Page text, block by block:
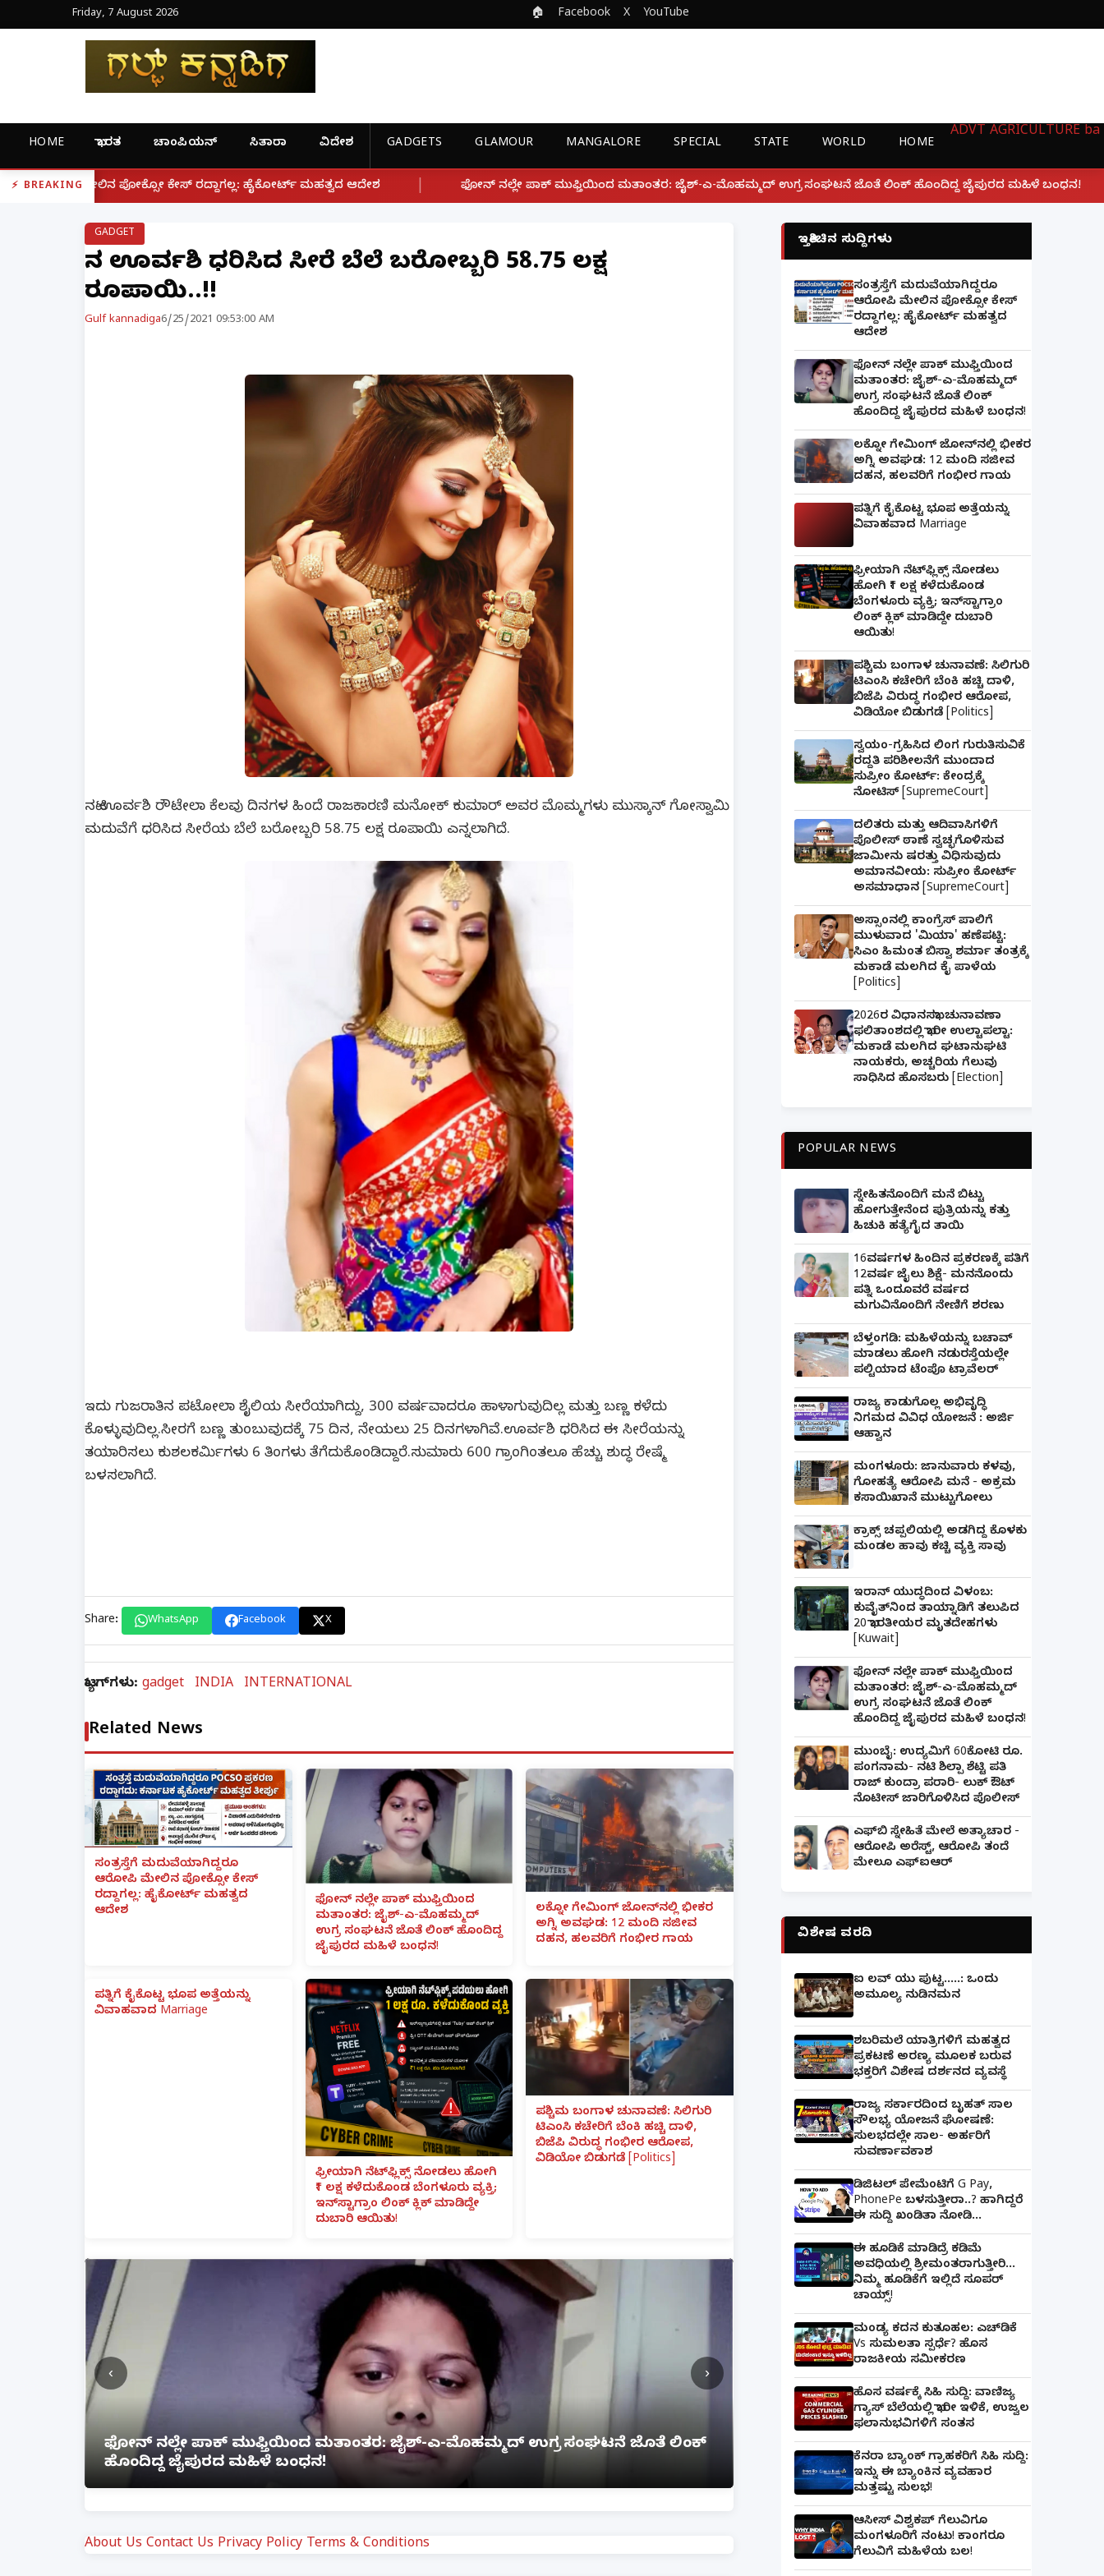
Friday, 7 August 2026 🏠 Facebook X YouTube
HOME ಭಾರತ ಚಾಂಪಿಯನ್ ಸಿತಾರಾ ವಿದೇಶ GADGETS GLAMOUR MANGALORE SPECIAL STATE WORLD HOME
ADVT AGRICULTURE ba
BREAKING
ರದ್ದಾಗಲ್ಲ: ಹೈಕೋರ್ಟ್ ಮಹತ್ವದ ಆದೇಶ | ಫೋನ್ ನಲ್ಲೇ ಪಾಕ್ ಮುಫ್ತಿಯಿಂದ ಮತಾಂತರ: ಜೈಶ್-ಎ-ಮೊಹಮ್ಮದ್ ಉಗ್ರ ಸಂಘಟನೆ ಜೊತೆ ಲಿಂಕ್ ಹೊಂದಿದ್ದ ಜೈಪುರದ ಮಹಿಳೆ ಬಂಧನ! | ಲಕ್ನೋ ಗೇಮಿಂಗ್
GADGET
ನಟಿ ಊರ್ವಶಿ ಧರಿಸಿದ ಸೀರೆ ಬೆಲೆ ಬರೋಬ್ಬರಿ 58.75 ಲಕ್ಷ
ರೂಪಾಯಿ..!!
Gulf kannadiga6/25/2021 09:53:00 AM
ನಟಿ ಊರ್ವಶಿ ರೌಟೇಲಾ ಕೆಲವು ದಿನಗಳ ಹಿಂದೆ ರಾಜಕಾರಣಿ ಮನೋಕ್ ಕುಮಾರ್ ಅವರ ಮೊಮ್ಮಗಳು ಮುಸ್ಕಾನ್‌ ಗೋಸ್ವಾಮಿ
ಮದುವೆಗೆ ಧರಿಸಿದ ಸೀರೆಯ ಬೆಲೆ ಬರೋಬ್ಬರಿ 58.75 ಲಕ್ಷ ರೂಪಾಯಿ ಎನ್ನಲಾಗಿದೆ.
ಇದು ಗುಜರಾತಿನ ಪಟೋಲಾ ಶೈಲಿಯ ಸೀರೆಯಾಗಿದ್ದು, 300 ವರ್ಷವಾದರೂ ಹಾಳಾಗುವುದಿಲ್ಲ ಮತ್ತು ಬಣ್ಣ ಕಳೆದು
ಕೊಳ್ಳುವುದಿಲ್ಲ.ಸೀರಗೆ ಬಣ್ಣ ತುಂಬುವುದಕ್ಕೆ 75 ದಿನ, ನೇಯಲು 25 ದಿನಗಳಾಗಿವೆ.ಊರ್ವಶಿ ಧರಿಸಿದ ಈ ಸೀರೆಯನ್ನು
ತಯಾರಿಸಲು ಕುಶಲಕರ್ಮಿಗಳು 6 ತಿಂಗಳು ತೆಗೆದುಕೊಂಡಿದ್ದಾರೆ.ಸುಮಾರು 600 ಗ್ರಾಂಗಿಂತಲೂ ಹೆಚ್ಚು ಶುದ್ಧ ರೇಷ್ಮೆ
ಬಳಸಲಾಗಿದೆ.
Share: WhatsApp Facebook X
ಟ್ಯಾಗ್‌ಗಳು: gadget INDIA INTERNATIONAL
Related News
ಸಂತ್ರಸ್ತೆಗೆ ಮದುವೆಯಾಗಿದ್ದರೂ
ಆರೋಪಿ ಮೇಲಿನ ಪೋಕ್ಸೋ ಕೇಸ್
ರದ್ದಾಗಲ್ಲ: ಹೈಕೋರ್ಟ್ ಮಹತ್ವದ
ಆದೇಶ
ಫೋನ್ ನಲ್ಲೇ ಪಾಕ್ ಮುಫ್ತಿಯಿಂದ
ಮತಾಂತರ: ಜೈಶ್-ಎ-ಮೊಹಮ್ಮದ್
ಉಗ್ರ ಸಂಘಟನೆ ಜೊತೆ ಲಿಂಕ್ ಹೊಂದಿದ್ದ
ಜೈಪುರದ ಮಹಿಳೆ ಬಂಧನ!
ಲಕ್ನೋ ಗೇಮಿಂಗ್ ಜೋನ್‌ನಲ್ಲಿ ಭೀಕರ
ಅಗ್ನಿ ಅವಘಡ: 12 ಮಂದಿ ಸಜೀವ
ದಹನ, ಹಲವರಿಗೆ ಗಂಭೀರ ಗಾಯ
ಪತ್ನಿಗೆ ಕೈಕೊಟ್ಟ ಭೂಪ ಅತ್ತೆಯನ್ನು
ವಿವಾಹವಾದ Marriage
ಫ್ರೀಯಾಗಿ ನೆಟ್‌ಫ್ಲಿಕ್ಸ್ ನೋಡಲು ಹೋಗಿ
₹1 ಲಕ್ಷ ಕಳೆದುಕೊಂಡ ಬೆಂಗಳೂರು ವ್ಯಕ್ತಿ;
ಇನ್‌ಸ್ಟಾಗ್ರಾಂ ಲಿಂಕ್ ಕ್ಲಿಕ್ ಮಾಡಿದ್ದೇ
ದುಬಾರಿ ಆಯಿತು!
ಪಶ್ಚಿಮ ಬಂಗಾಳ ಚುನಾವಣೆ: ಸಿಲಿಗುರಿ
ಟಿಎಂಸಿ ಕಚೇರಿಗೆ ಬೆಂಕಿ ಹಚ್ಚಿ ದಾಳಿ,
ಬಿಜೆಪಿ ವಿರುದ್ಧ ಗಂಭೀರ ಆರೋಪ,
ವಿಡಿಯೋ ಬಿಡುಗಡೆ [Politics]
ಲಕ್ನೋ ಗೇಮಿಂಗ್ ಜೋನ್‌ನಲ್ಲಿ ಭೀಕರ ಅಗ್ನಿ ಅವಘಡ: 12 ಮಂದಿ ಸಜೀವ ದಹನ, ಹಲವರಿಗೆ ಗಂಭೀರ
ಗಾಯ
ಪತ್ನಿಗೆ ಕೈಕೊಟ್ಟ ಭೂಪ ಅತ್ತೆಯನ್ನು ವಿವಾಹವಾದ
‹ ›
About Us Contact Us Privacy Policy Terms & Conditions
ಇತ್ತೀಚಿನ ಸುದ್ದಿಗಳು
ಸಂತ್ರಸ್ತೆಗೆ ಮದುವೆಯಾಗಿದ್ದರೂ
ಆರೋಪಿ ಮೇಲಿನ ಪೋಕ್ಸೋ ಕೇಸ್
ರದ್ದಾಗಲ್ಲ: ಹೈಕೋರ್ಟ್ ಮಹತ್ವದ
ಆದೇಶ
ಫೋನ್ ನಲ್ಲೇ ಪಾಕ್ ಮುಫ್ತಿಯಿಂದ
ಮತಾಂತರ: ಜೈಶ್-ಎ-ಮೊಹಮ್ಮದ್
ಉಗ್ರ ಸಂಘಟನೆ ಜೊತೆ ಲಿಂಕ್
ಹೊಂದಿದ್ದ ಜೈಪುರದ ಮಹಿಳೆ ಬಂಧನ!
ಲಕ್ನೋ ಗೇಮಿಂಗ್ ಜೋನ್‌ನಲ್ಲಿ ಭೀಕರ
ಅಗ್ನಿ ಅವಘಡ: 12 ಮಂದಿ ಸಜೀವ
ದಹನ, ಹಲವರಿಗೆ ಗಂಭೀರ ಗಾಯ
ಪತ್ನಿಗೆ ಕೈಕೊಟ್ಟ ಭೂಪ ಅತ್ತೆಯನ್ನು
ವಿವಾಹವಾದ Marriage
ಫ್ರೀಯಾಗಿ ನೆಟ್‌ಫ್ಲಿಕ್ಸ್ ನೋಡಲು
ಹೋಗಿ ₹1 ಲಕ್ಷ ಕಳೆದುಕೊಂಡ
ಬೆಂಗಳೂರು ವ್ಯಕ್ತಿ; ಇನ್‌ಸ್ಟಾಗ್ರಾಂ
ಲಿಂಕ್ ಕ್ಲಿಕ್ ಮಾಡಿದ್ದೇ ದುಬಾರಿ
ಆಯಿತು!
ಪಶ್ಚಿಮ ಬಂಗಾಳ ಚುನಾವಣೆ: ಸಿಲಿಗುರಿ
ಟಿಎಂಸಿ ಕಚೇರಿಗೆ ಬೆಂಕಿ ಹಚ್ಚಿ ದಾಳಿ,
ಬಿಜೆಪಿ ವಿರುದ್ಧ ಗಂಭೀರ ಆರೋಪ,
ವಿಡಿಯೋ ಬಿಡುಗಡೆ [Politics]
ಸ್ವಯಂ-ಗ್ರಹಿಸಿದ ಲಿಂಗ ಗುರುತಿಸುವಿಕೆ
ರದ್ದತಿ ಪರಿಶೀಲನೆಗೆ ಮುಂದಾದ
ಸುಪ್ರೀಂ ಕೋರ್ಟ್: ಕೇಂದ್ರಕ್ಕೆ
ನೋಟಿಸ್ [SupremeCourt]
ದಲಿತರು ಮತ್ತು ಆದಿವಾಸಿಗಳಿಗೆ
ಪೊಲೀಸ್ ಠಾಣೆ ಸ್ವಚ್ಛಗೊಳಿಸುವ
ಜಾಮೀನು ಷರತ್ತು ವಿಧಿಸುವುದು
ಅಮಾನವೀಯ: ಸುಪ್ರೀಂ ಕೋರ್ಟ್
ಅಸಮಾಧಾನ [SupremeCourt]
ಅಸ್ಸಾಂನಲ್ಲಿ ಕಾಂಗ್ರೆಸ್ ಪಾಲಿಗೆ
ಮುಳುವಾದ 'ಮಿಯಾ' ಹಣೆಪಟ್ಟಿ:
ಸಿಎಂ ಹಿಮಂತ ಬಿಸ್ವಾ ಶರ್ಮಾ ತಂತ್ರಕ್ಕೆ
ಮಕಾಡೆ ಮಲಗಿದ ಕೈ ಪಾಳೆಯ
[Politics]
2026ರ ವಿಧಾನಸಭಾ ಚುನಾವಣಾ
ಫಲಿತಾಂಶದಲ್ಲಿ ಭಾರೀ ಉಲ್ಟಾಪಲ್ಟಾ:
ಮಕಾಡೆ ಮಲಗಿದ ಘಟಾನುಘಟಿ
ನಾಯಕರು, ಅಚ್ಚರಿಯ ಗೆಲುವು
ಸಾಧಿಸಿದ ಹೊಸಬರು [Election]
POPULAR NEWS
ಸ್ನೇಹಿತನೊಂದಿಗೆ ಮನೆ ಬಿಟ್ಟು
ಹೋಗುತ್ತೇನೆಂದ ಪುತ್ರಿಯನ್ನು ಕತ್ತು
ಹಿಚುಕಿ ಹತ್ಯೆಗೈದ ತಾಯಿ
16ವರ್ಷಗಳ ಹಿಂದಿನ ಪ್ರಕರಣಕ್ಕೆ ಪತಿಗೆ
12ವರ್ಷ ಜೈಲು ಶಿಕ್ಷೆ- ಮನನೊಂದು
ಪತ್ನಿ ಒಂದೂವರೆ ವರ್ಷದ
ಮಗುವಿನೊಂದಿಗೆ ನೇಣಿಗೆ ಶರಣು
ಬೆಳ್ತಂಗಡಿ: ಮಹಿಳೆಯನ್ನು ಬಚಾವ್
ಮಾಡಲು ಹೋಗಿ ನಡುರಸ್ತೆಯಲ್ಲೇ
ಪಲ್ಟಿಯಾದ ಟೆಂಪೊ ಟ್ರಾವೆಲರ್
ರಾಜ್ಯ ಕಾಡುಗೊಲ್ಲ ಅಭಿವೃದ್ಧಿ
ನಿಗಮದ ವಿವಿಧ ಯೋಜನೆ : ಅರ್ಜಿ
ಆಹ್ವಾನ
ಮಂಗಳೂರು: ಜಾನುವಾರು ಕಳವು,
ಗೋಹತ್ಯೆ ಆರೋಪಿ ಮನೆ - ಅಕ್ರಮ
ಕಸಾಯಿಖಾನೆ ಮುಟ್ಟುಗೋಲು
ಕ್ರಾಕ್ಸ್ ಚಪ್ಪಲಿಯಲ್ಲಿ ಅಡಗಿದ್ದ ಕೊಳಕು
ಮಂಡಲ ಹಾವು ಕಚ್ಚಿ ವ್ಯಕ್ತಿ ಸಾವು
ಇರಾನ್ ಯುದ್ಧದಿಂದ ವಿಳಂಬ:
ಕುವೈತ್‌ನಿಂದ ತಾಯ್ನಾಡಿಗೆ ತಲುಪಿದ
20 ಭಾರತೀಯರ ಮೃತದೇಹಗಳು
[Kuwait]
ಫೋನ್ ನಲ್ಲೇ ಪಾಕ್ ಮುಫ್ತಿಯಿಂದ
ಮತಾಂತರ: ಜೈಶ್-ಎ-ಮೊಹಮ್ಮದ್
ಉಗ್ರ ಸಂಘಟನೆ ಜೊತೆ ಲಿಂಕ್
ಹೊಂದಿದ್ದ ಜೈಪುರದ ಮಹಿಳೆ ಬಂಧನ!
ಮುಂಬೈ: ಉದ್ಯಮಿಗೆ 60ಕೋಟಿ ರೂ.
ಪಂಗನಾಮ- ನಟಿ ಶಿಲ್ಪಾ ಶೆಟ್ಟಿ ಪತಿ
ರಾಜ್ ಕುಂದ್ರಾ ಪರಾರಿ- ಲುಕ್ ಔಟ್
ನೊಟೀಸ್ ಜಾರಿಗೊಳಿಸಿದ ಪೊಲೀಸ್
ಎಫ್‌ಬಿ ಸ್ನೇಹಿತೆ ಮೇಲೆ ಅತ್ಯಾಚಾರ -
ಆರೋಪಿ ಅರೆಸ್ಟ್, ಆರೋಪಿ ತಂದೆ
ಮೇಲೂ ಎಫ್ಐಆರ್
ವಿಶೇಷ ವರದಿ
ಐ ಲವ್ ಯು ಪುಟ್ಟ.....: ಒಂದು
ಅಮೂಲ್ಯ ನುಡಿನಮನ
ಶಬರಿಮಲೆ ಯಾತ್ರಿಗಳಿಗೆ ಮಹತ್ವದ
ಪ್ರಕಟಣೆ ಅರಣ್ಯ ಮೂಲಕ ಬರುವ
ಭಕ್ತರಿಗೆ ವಿಶೇಷ ದರ್ಶನದ ವ್ಯವಸ್ಥೆ
ರಾಜ್ಯ ಸರ್ಕಾರದಿಂದ ಬೃಹತ್ ಸಾಲ
ಸೌಲಭ್ಯ ಯೋಜನೆ ಘೋಷಣೆ:
ಸುಲಭದಲ್ಲೇ ಸಾಲ- ಅರ್ಹರಿಗೆ
ಸುವರ್ಣಾವಕಾಶ
ಡಿಜಿಟಲ್ ಪೇಮೆಂಟಿಗೆ G Pay,
PhonePe ಬಳಸುತ್ತೀರಾ..? ಹಾಗಿದ್ದರೆ
ಈ ಸುದ್ದಿ ಖಂಡಿತಾ ನೋಡಿ...
ಈ ಹೂಡಿಕೆ ಮಾಡಿದ್ರೆ ಕಡಿಮೆ
ಅವಧಿಯಲ್ಲಿ ಶ್ರೀಮಂತರಾಗುತ್ತೀರಿ...
ನಿಮ್ಮ ಹೂಡಿಕೆಗೆ ಇಲ್ಲಿದೆ ಸೂಪರ್
ಚಾಯ್ಸ್‌!
ಮಂಡ್ಯ ಕದನ ಕುತೂಹಲ: ಎಚ್‌ಡಿಕೆ
Vs ಸುಮಲತಾ ಸ್ಪರ್ಧೆ? ಹೊಸ
ರಾಜಕೀಯ ಸಮೀಕರಣ
ಹೊಸ ವರ್ಷಕ್ಕೆ ಸಿಹಿ ಸುದ್ದಿ: ವಾಣಿಜ್ಯ
ಗ್ಯಾಸ್‌ ಬೆಲೆಯಲ್ಲಿ ಭಾರೀ ಇಳಿಕೆ, ಉಜ್ವಲ
ಫಲಾನುಭವಿಗಳಿಗೆ ಸಂತಸ
ಕೆನರಾ ಬ್ಯಾಂಕ್‌ ಗ್ರಾಹಕರಿಗೆ ಸಿಹಿ ಸುದ್ದಿ:
ಇನ್ನು ಈ ಬ್ಯಾಂಕಿನ ವ್ಯವಹಾರ
ಮತ್ತಷ್ಟು ಸುಲಭ!
ಆಸೀಸ್ ವಿಶ್ವಕಪ್ ಗೆಲುವಿಗೂ
ಮಂಗಳೂರಿಗೆ ನಂಟು! ಕಾಂಗರೂ
ಗೆಲುವಿಗೆ ಮಹಿಳೆಯ ಬಲ!